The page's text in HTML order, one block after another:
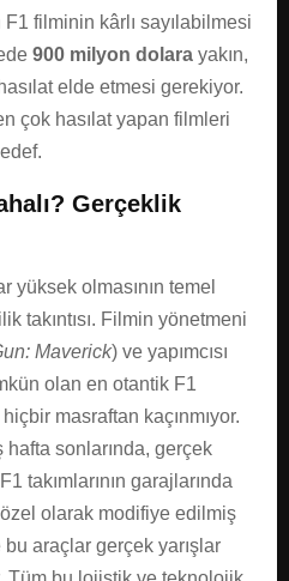
F1 filminin kârlı sayılabilmesi
900 milyon dolara yakın,
elde etmesi gerekiyor.
çok hasılat yapan filmleri
Gerçeklik
yüksek olmasının temel
takıntısı. Filmin yönetmeni
Maverick) ve yapımcısı
olan en otantik F1
masraftan kaçınmıyor.
hafta sonlarında, gerçek
takımlarının garajlarında
özel olarak modifiye edilmiş
bu araçlar gerçek yarışlar